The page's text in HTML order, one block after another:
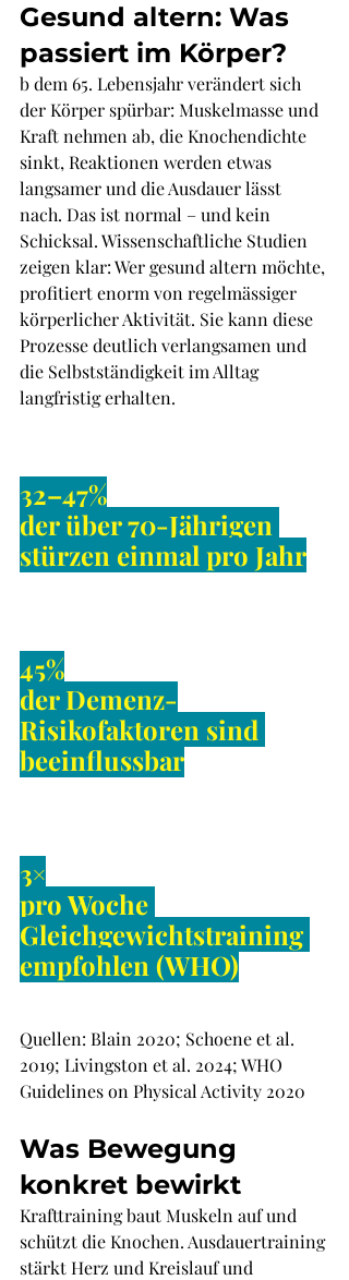
Gesund altern: Was
passiert im Körper?
b dem 65. Lebensjahr verändert sich
der Körper spürbar: Muskelmasse und
Kraft nehmen ab, die Knochendichte
sinkt, Reaktionen werden etwas
langsamer und die Ausdauer lässt
nach. Das ist normal – und kein
Schicksal. Wissenschaftliche Studien
zeigen klar: Wer gesund altern möchte,
profitiert enorm von regelmässiger
körperlicher Aktivität. Sie kann diese
Prozesse deutlich verlangsamen und
die Selbstständigkeit im Alltag
langfristig erhalten.
32–47%
der über 70-Jährigen
stürzen einmal pro Jahr
45%
der Demenz-
Risikofaktoren sind
beeinflussbar
3×
pro Woche
Gleichgewichts­training
empfohlen (WHO)
Quellen: Blain 2020; Schoene et al.
2019; Livingston et al. 2024; WHO
Guidelines on Physical Activity 2020
Was Bewegung
konkret bewirkt
Krafttraining baut Muskeln auf und
schützt die Knochen. Ausdauertraining
stärkt Herz und Kreislauf und